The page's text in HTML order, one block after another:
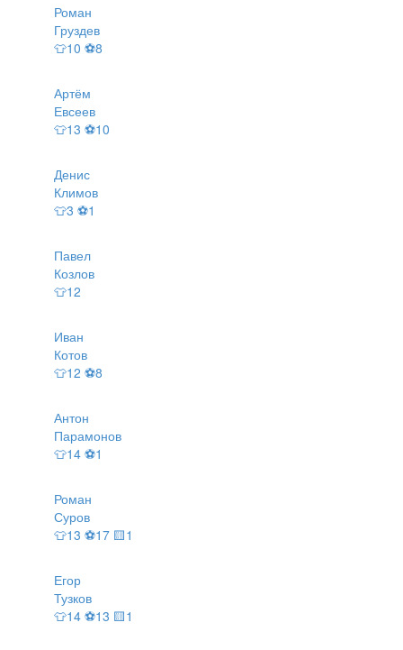
Роман
Груздев
👕10 ⚽8
Артём
Евсеев
👕13 ⚽10
Денис
Климов
👕3 ⚽1
Павел
Козлов
👕12
Иван
Котов
👕12 ⚽8
Антон
Парамонов
👕14 ⚽1
Роман
Суров
👕13 ⚽17 🟨1
Егор
Тузков
👕14 ⚽13 🟨1